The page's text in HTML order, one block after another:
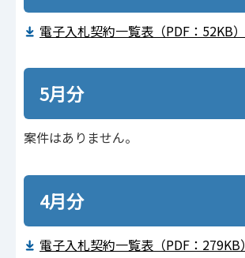
電⼦⼊札契約⼀覧表（PDF：52KB）
5月分
案件はありません。
4月分
電⼦⼊札契約⼀覧表（PDF：279KB）